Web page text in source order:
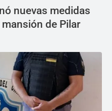
nuevas medidas
de Pilar